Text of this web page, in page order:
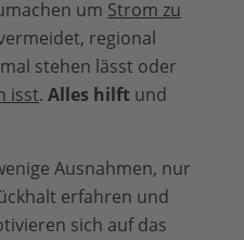
um Strom zu
regional
stehen lässt oder
isst. Alles hilft und
Ausnahmen, nur
erfahren und
sich auf das